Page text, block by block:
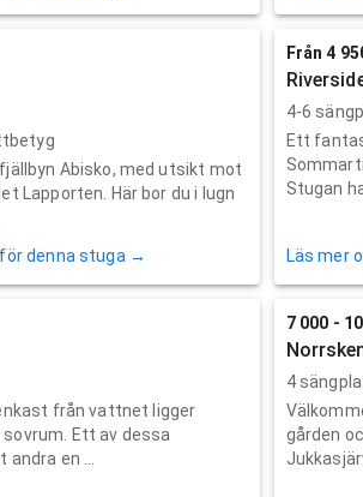
Abisko, med utsikt mot
Lapporten. Här bor du i lugn
denna stuga →
Från 4
4-6
Ett
Stugan
Läs mer
från vattnet ligger
Ett av dessa
en ...
7 000 -
4
gården